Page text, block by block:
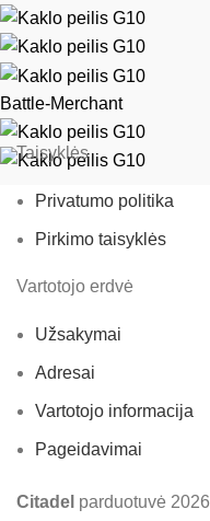
Battle-Merchant
Taisyklės
Privatumo politika
Pirkimo taisyklės
Vartotojo erdvė
Užsakymai
Adresai
Vartotojo informacija
Pageidavimai
Citadel parduotuvė 2026